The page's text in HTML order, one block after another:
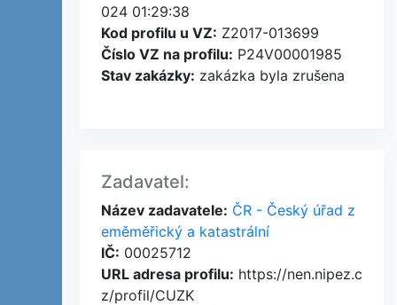
024 01:29:38
Kod profilu u VZ: Z2017-013699
Číslo VZ na profilu: P24V00001985
Stav zakázky: zakázka byla zrušena
Zadavatel:
Název zadavatele: ČR - Český úřad z
eměměřický a katastrální
IČ: 00025712
URL adresa profilu: https://nen.nipez.c
z/profil/CUZK